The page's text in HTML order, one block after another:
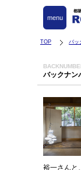
都
menu
TOP バッ
バックナン
裕一さんと